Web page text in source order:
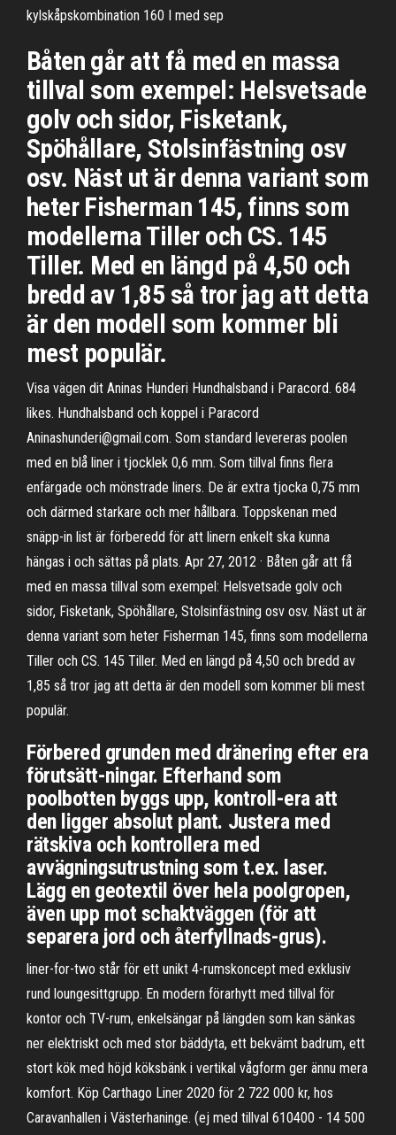
kylskåpskombination 160 I med sep
Båten går att få med en massa
tillval som exempel: Helsvetsade
golv och sidor, Fisketank,
Spöhållare, Stolsinfästning osv
osv. Näst ut är denna variant som
heter Fisherman 145, finns som
modellerna Tiller och CS. 145
Tiller. Med en längd på 4,50 och
bredd av 1,85 så tror jag att detta
är den modell som kommer bli
mest populär.
Visa vägen dit Aninas Hunderi Hundhalsband i Paracord. 684
likes. Hundhalsband och koppel i Paracord
Aninashunderi@gmail.com. Som standard levereras poolen
med en blå liner i tjocklek 0,6 mm. Som tillval finns flera
enfärgade och mönstrade liners. De är extra tjocka 0,75 mm
och därmed starkare och mer hållbara. Toppskenan med
snäpp-in list är förberedd för att linern enkelt ska kunna
hängas i och sättas på plats. Apr 27, 2012 · Båten går att få
med en massa tillval som exempel: Helsvetsade golv och
sidor, Fisketank, Spöhållare, Stolsinfästning osv osv. Näst ut är
denna variant som heter Fisherman 145, finns som modellerna
Tiller och CS. 145 Tiller. Med en längd på 4,50 och bredd av
1,85 så tror jag att detta är den modell som kommer bli mest
populär.
Förbered grunden med dränering efter era
förutsätt-ningar. Efterhand som
poolbotten byggs upp, kontroll-era att
den ligger absolut plant. Justera med
rätskiva och kontrollera med
avvägningsutrustning som t.ex. laser.
Lägg en geotextil över hela poolgropen,
även upp mot schaktväggen (för att
separera jord och återfyllnads-grus).
liner-for-two står för ett unikt 4-rumskoncept med exklusiv
rund loungesittgrupp. En modern förarhytt med tillval för
kontor och TV-rum, enkelsängar på längden som kan sänkas
ner elektriskt och med stor bäddyta, ett bekvämt badrum, ett
stort kök med höjd köksbänk i vertikal vågform ger ännu mera
komfort. Köp Carthago Liner 2020 för 2 722 000 kr, hos
Caravanhallen i Västerhaninge. (ej med tillval 610400 - 14 500